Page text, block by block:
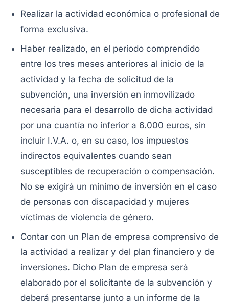
Realizar la actividad económica o profesional de
forma exclusiva.
Haber realizado, en el período comprendido
entre los tres meses anteriores al inicio de la
actividad y la fecha de solicitud de la
subvención, una inversión en inmovilizado
necesaria para el desarrollo de dicha actividad
por una cuantía no inferior a 6.000 euros, sin
incluir I.V.A. o, en su caso, los impuestos
indirectos equivalentes cuando sean
susceptibles de recuperación o compensación.
No se exigirá un mínimo de inversión en el caso
de personas con discapacidad y mujeres
víctimas de violencia de género.
Contar con un Plan de empresa comprensivo de
la actividad a realizar y del plan financiero y de
inversiones. Dicho Plan de empresa será
elaborado por el solicitante de la subvención y
deberá presentarse junto a un informe de la